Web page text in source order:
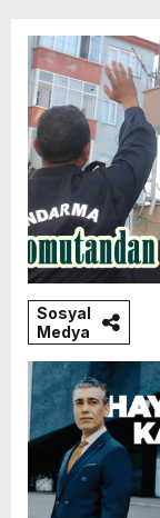
Sosyal
Medya